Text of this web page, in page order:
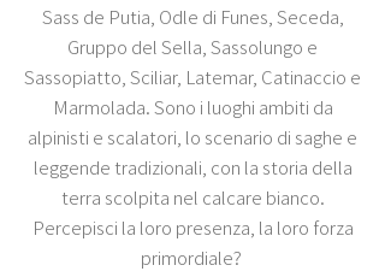
Sass de Putia, Odle di Funes, Seceda,
Gruppo del Sella, Sassolungo e
Sassopiatto, Sciliar, Latemar, Catinaccio e
Marmolada. Sono i luoghi ambiti da
alpinisti e scalatori, lo scenario di saghe e
leggende tradizionali, con la storia della
terra scolpita nel calcare bianco.
Percepisci la loro presenza, la loro forza
primordiale?